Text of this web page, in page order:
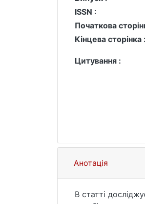
ISSN :
Початкова
Кінцева сторінка :
Цитування :
Анотація
В статті